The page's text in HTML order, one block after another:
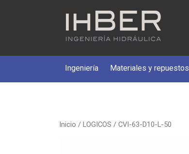
Ingeniería Materiales y repuestos
Inicio / LOGICOS / CVI-63-D10-L-50